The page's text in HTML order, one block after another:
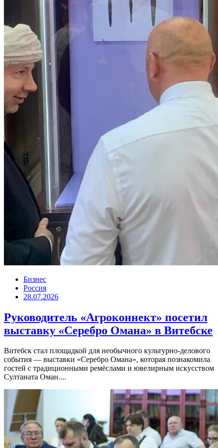
Бизнес
Россия
28.07.2026
Руководитель «Агроконнект» посетил
выставку «Серебро Омана» в Витебске
Витебск стал площадкой для необычного культурно-делового
события — выставки «Серебро Омана», которая познакомила
гостей с традиционными ремёслами и ювелирным искусством
Султаната Оман....